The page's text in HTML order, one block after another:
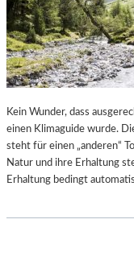
Kein Wunder, dass
einen Klimaguide wurde.
steht für einen „anderen“
Natur und ihre Erhaltung
Erhaltung bedingt